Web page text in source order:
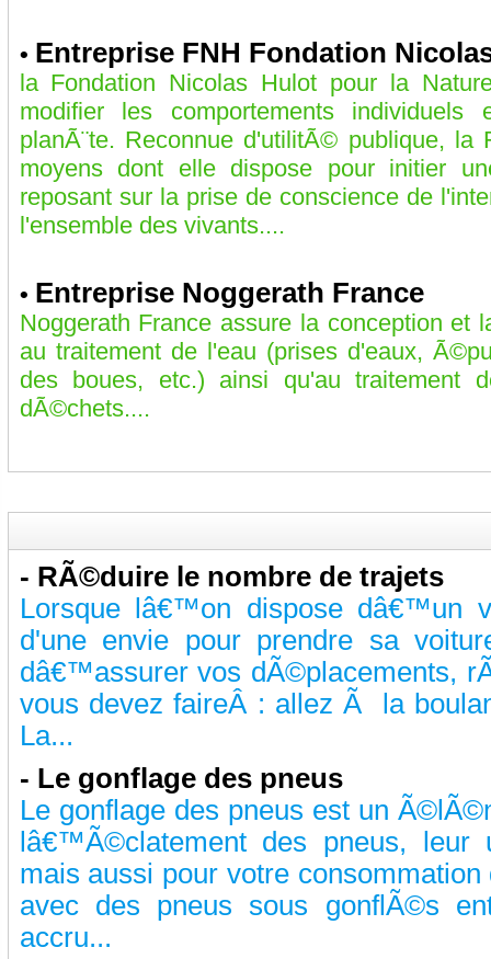
• Entreprise FNH Fondation
la Fondation Nicolas Hulot pour la
modifier les comportements
planÃ¨te. Reconnue d'utilitÃ© publique, la
moyens dont elle dispose pour initier
reposant sur la prise de conscience de
l'ensemble des vivants....
• Entreprise Noggerath France
Noggerath France assure la conception
au traitement de l'eau (prises d'eaux,
des boues, etc.) ainsi qu'au traitement
dÃ©chets....
- RÃ©duire le nombre de trajets
Lorsque lâ€™on dispose dâ€™un
d'une envie pour prendre sa
dâ€™assurer vos dÃ©placements,
vous devez faireÂ : allez Ã la
La...
- Le gonflage des pneus
Le gonflage des pneus est un
lâ€™Ã©clatement des pneus,
mais aussi pour votre
avec des pneus sous gonflÃ©s
accru...